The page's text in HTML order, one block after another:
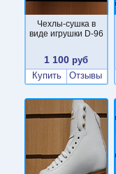
Чехлы-сушка в
виде игрушки D-96
1 100 руб
Купить
Отзывы